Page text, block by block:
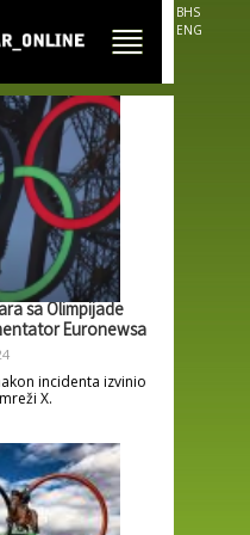
BHS
ENG
sa Olimpijade
Euronewsa
incidenta izvinio
X.